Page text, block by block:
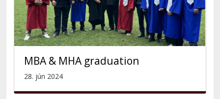
MBA & MHA graduation
28. jún 2024